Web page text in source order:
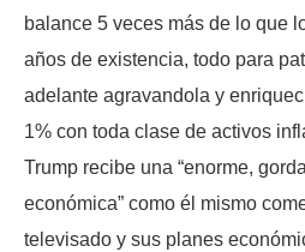
balance 5 veces más de lo que
años de existencia, todo para
adelante agravandola y
1% con toda clase de activos
Trump recibe una “enorme,
económica” como él mismo
televisado y sus planes